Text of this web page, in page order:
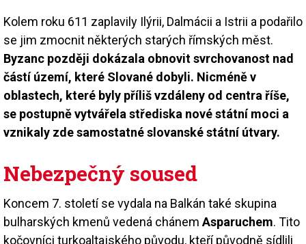
Kolem roku 611 zaplavily Ilýrii, Dalmácii a Istrii a podařilo
se jim zmocnit některých starých římských měst.
Byzanc později dokázala obnovit svrchovanost nad
částí území, které Slované dobyli. Nicméně v
oblastech, které byly příliš vzdáleny od centra říše,
se postupně vytvářela střediska nové státní moci a
vznikaly zde samostatné slovanské státní útvary.
Nebezpečný soused
Koncem 7. století se vydala na Balkán také skupina
bulharských kmenů vedená chánem Asparuchem. Tito
kočovníci turkoaltajského původu, kteří původně sídlili